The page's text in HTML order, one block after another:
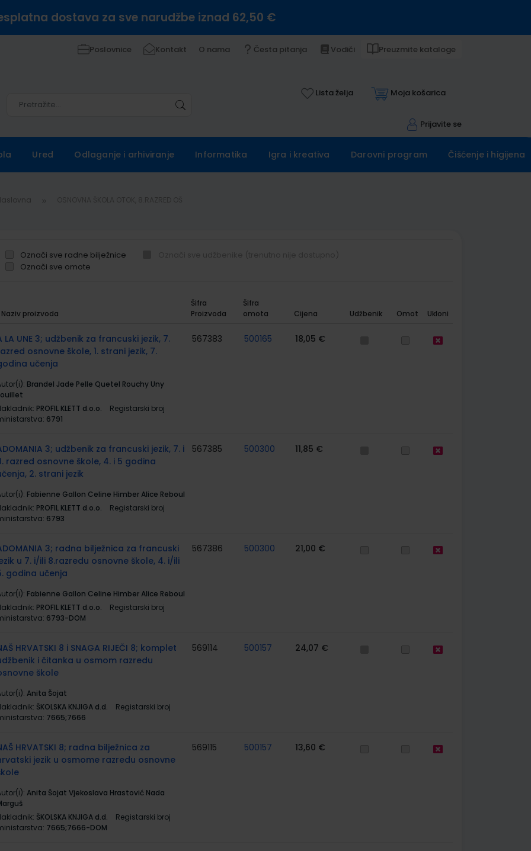
dostava za sve narudžbe iznad 62,50 €
Poslovnice Kontakt O nama Česta pitanja Vodiči Preuzmite kataloge
Lista želja Moja košarica
Prijavite se
Ured Odlaganje i arhiviranje Informatika Igra i kreativa Darovni program Čišćenje i higijena
Označi sve radne bilježnice
Označi sve omote
Naziv proizvoda
Šifra
Proizvoda
Šifra
omota
Cijena Udžbenik Omot Ukloni
LA UNE 3; udžbenik za francuski jezik, 7.
osnovne škole, 1. strani jezik, 7.
učenja
Brandel Jade Pelle Quetel Rouchy Uny
PROFIL KLETT d.o.o.
Registarski broj
6791
567383 500165 18,05 €
3; udžbenik za francuski jezik, 7. i
razred osnovne škole, 4. i 5 godina
2. strani jezik
Fabienne Gallon Celine Himber Alice Reboul
PROFIL KLETT d.o.o.
Registarski broj
6793
567385 500300 11,85 €
3; radna bilježnica za francuski
u 7. i/ili 8.razredu osnovne škole, 4. i/ili
godina učenja
Fabienne Gallon Celine Himber Alice Reboul
PROFIL KLETT d.o.o.
Registarski broj
6793-DOM
567386 500300 21,00 €
HRVATSKI 8 i SNAGA RIJEČI 8; komplet
i čitanka u osmom razredu
škole
Anita Šojat
ŠKOLSKA KNJIGA d.d.
Registarski broj
7665;7666
569114 500157 24,07 €
HRVATSKI 8; radna bilježnica za
jezik u osmome razredu osnovne
Anita Šojat Vjekoslava Hrastović Nada
ŠKOLSKA KNJIGA d.d.
Registarski broj
7665;7666-DOM
569115 500157 13,60 €